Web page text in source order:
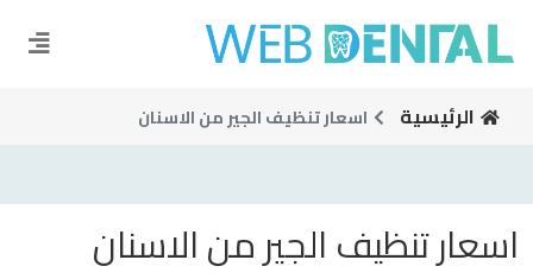
الرئيسية اسعار تنظيف الجير من الاسنان
اسعار تنظيف الجير من الاسنان